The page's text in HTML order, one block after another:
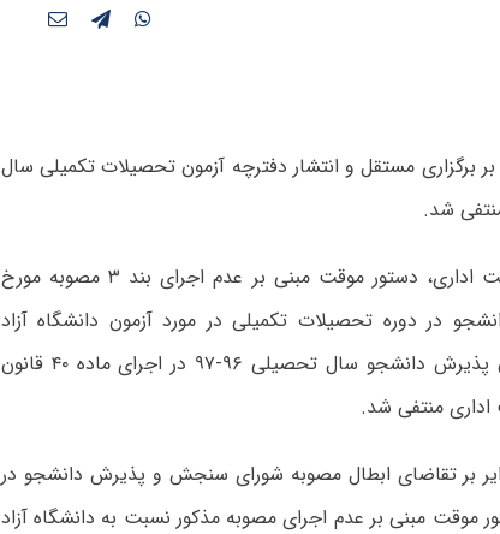
برگزاری مستقل و انتشار دفترچه آزمون تحصیلات تکمیلی سال
به گزارش ایسنا به نقل از دیوان عدالت اداری، دستور موقت مبنی بر عدم اجرای بند ۳ مصوبه مورخ
در دوره تحصیلات تکمیلی در مورد آزمون دانشگاه آزاد
اسلامی و دستور انتشار دفترچه آزمون پذیرش دانشجو سال تحصیلی ۹۶-۹۷ در اجرای ماده ۴۰ قانون
منتفی شد.
بر تقاضای ابطال مصوبه شورای سنجش و پذیرش دانشجو در
موقت مبنی بر عدم اجرای مصوبه مذکور نسبت به دانشگاه آزاد